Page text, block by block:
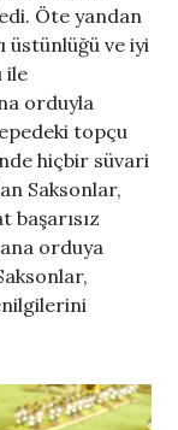
Öte yandan
üstünlüğü ve iyi
ile
orduyla
topçu
hiçbir süvari
Saksonlar,
başarısız
orduya